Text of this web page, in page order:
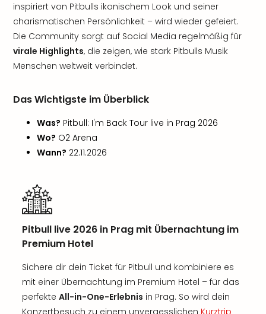
inspiriert von Pitbulls ikonischem Look und seiner
charismatischen Persönlichkeit – wird wieder gefeiert.
Die Community sorgt auf Social Media regelmäßig für
virale Highlights, die zeigen, wie stark Pitbulls Musik
Menschen weltweit verbindet.
Das Wichtigste im Überblick
Was? Pitbull: I'm Back Tour live in Prag 2026
Wo? O2 Arena
Wann? 22.11.2026
Pitbull live 2026 in Prag mit Übernachtung im
Premium Hotel
Sichere dir dein Ticket für Pitbull und kombiniere es
mit einer Übernachtung im Premium Hotel – für das
perfekte All-in-One-Erlebnis in Prag. So wird dein
Konzertbesuch zu einem unvergesslichen Kurztrip